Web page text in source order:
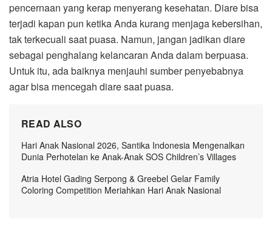
pencernaan yang kerap menyerang kesehatan. Diare bisa
terjadi kapan pun ketika Anda kurang menjaga kebersihan,
tak terkecuali saat puasa. Namun, jangan jadikan diare
sebagai penghalang kelancaran Anda dalam berpuasa.
Untuk itu, ada baiknya menjauhi sumber penyebabnya
agar bisa mencegah diare saat puasa.
READ ALSO
Hari Anak Nasional 2026, Santika Indonesia Mengenalkan
Dunia Perhotelan ke Anak-Anak SOS Children’s Villages
Atria Hotel Gading Serpong & Greebel Gelar Family
Coloring Competition Meriahkan Hari Anak Nasional